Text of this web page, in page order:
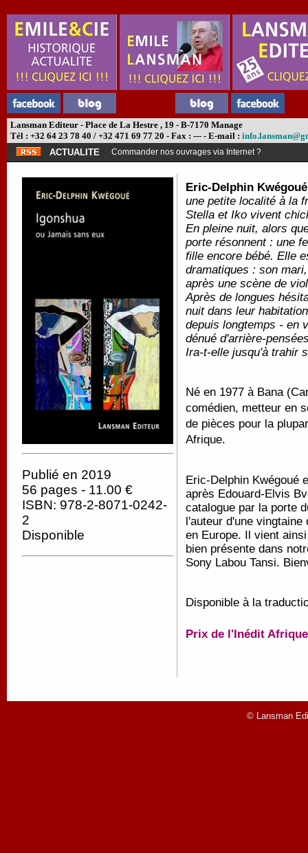
Lansman Editeur - Place de La Hestre , 19 - B-7170 Manage
Tél : +32 64 23 78 40 / +32 471 69 77 20 - Fax : --- - E-mail :
ACTUALITE
Commander nos ouvrages via Internet ?
Publié en 2019
56 pages - 11.00 €
ISBN: 978-2-8071-0242-
2
Disponible
Eric-Delphin
une petite localité à la
Stella et Iko vivent
En pleine nuit, alors
porte résonnent : une
fille encore bébé. Elle
dramatiques : son
après une scène de
Après de longues
nuit dans leur
depuis longtemps - en
dénué d'arrière-
Ira-t-elle jusqu'à trahir
Né en 1977 à Bana
comédien, metteur en
de pièces pour la
Afrique.
Eric-Delphin Kwégoué
après Edouard-Elvis
catalogue par la porte
l'auteur d'une
en Europe. Il vient
bien présente dans
Sony Labou Tansi.
Disponible à la
Prix de l'Inédit
© Lansman